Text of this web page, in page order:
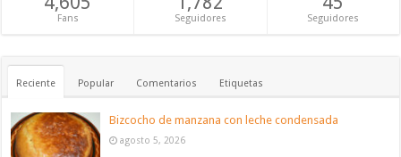
Fans Seguidores Seguidores
Reciente Popular Comentarios Etiquetas
Bizcocho de manzana con leche condensada
agosto 5, 2026